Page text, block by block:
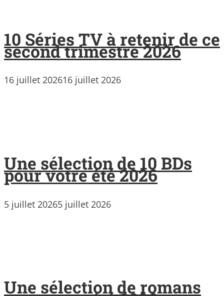
10 Séries TV à retenir de ce
second trimestre 2026
16 juillet 202616 juillet 2026
Une sélection de 10 BDs
pour votre été 2026
5 juillet 20265 juillet 2026
Une sélection de romans